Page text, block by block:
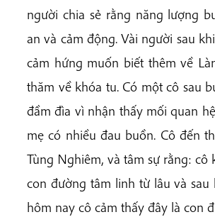
người chia sẻ rằng năng lượng
an và cảm động. Vài người sau
cảm hứng muốn biết thêm về
thăm về khóa tu. Có một cô sau
đầm đìa vì nhận thấy mối quan
mẹ có nhiều đau buồn. Cô đến
Tùng Nghiêm, và tâm sự rằng: cô
con đường tâm linh từ lâu và
hôm nay cô cảm thấy đây là con